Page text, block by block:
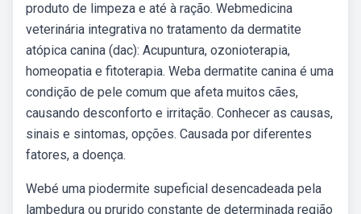
produto de limpeza e até à ração. Webmedicina
veterinária integrativa no tratamento da dermatite
atópica canina (dac): Acupuntura, ozonioterapia,
homeopatia e fitoterapia. Weba dermatite canina é uma
condição de pele comum que afeta muitos cães,
causando desconforto e irritação. Conhecer as causas,
sinais e sintomas, opções. Causada por diferentes
fatores, a doença.
Webé uma piodermite supeficial desencadeada pela
lambedura ou prurido constante de determinada região